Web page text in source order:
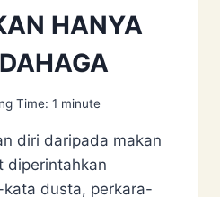
HANYA
Time: 1 minute
diri daripada makan
diperintahkan
dusta, perkara-